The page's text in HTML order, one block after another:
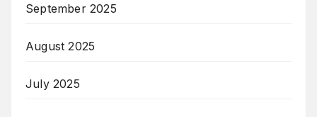
September 2025
August 2025
July 2025